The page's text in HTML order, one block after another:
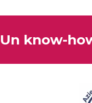
Un know-